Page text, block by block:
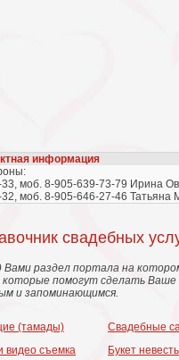
информация
моб. 8-905-639-73-79 Ирина
моб. 8-905-646-27-46 Татьяна
свадебных
Вами раздел портала на
помогут сделать Ваше
и запоминающимся.
(тамады)
видео съемка
Свадебные
Букет